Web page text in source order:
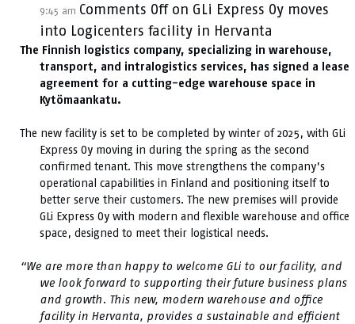
9:45 am Comments Offon GLi Express Oy moves
into Logicenters facility in Hervanta
The Finnish logistics company, specializing in warehouse,
transport, and intralogistics services, has signed a lease
agreement for a cutting-edge warehouse space in
Kytömaankatu.
The new facility is set to be completed by winter of 2025, with GLi
Express Oy moving in during the spring as the second
confirmed tenant. This move strengthens the company’s
operational capabilities in Finland and positioning itself to
better serve their customers. The new premises will provide
GLi Express Oy with modern and flexible warehouse and office
space, designed to meet their logistical needs.
“We are more than happy to welcome GLi to our facility, and
we look forward to supporting their future business plans
and growth. This new, modern warehouse and office
facility in Hervanta, provides a sustainable and efficient